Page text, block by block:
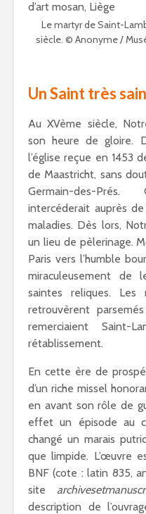
Le martyr de Saint-
siècle. © Anonyme /
Un Saint très sain
Au XVème siècle,
son heure de gloire.
l’église reçue en 1453
de Maastricht, sans
Germain-des-
intercéderait auprès
maladies. Dès lors,
un lieu de pèlerinage.
Paris vers l’humble
miraculeusement de
saintes reliques.
retrouvèrent
remerciaient Saint-
rétablissement.
En cette ère de
d’un riche missel
en avant son rôle de
effet un épisode au
changé un marais
que limpide. L’œuvre
BNF (cote : latin 835,
site
description de